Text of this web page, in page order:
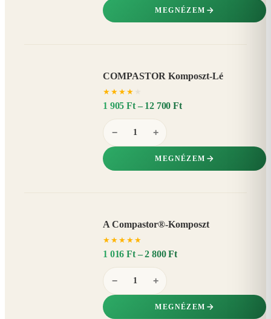
MEGNÉZEM
COMPASTOR Komposzt-Lé
★ ★ ★ ★
1 905 Ft – 12 700 Ft
− +
MEGNÉZEM
A Compastor®-Komposzt
★ ★ ★ ★ ★
1 016 Ft – 2 800 Ft
− +
MEGNÉZEM